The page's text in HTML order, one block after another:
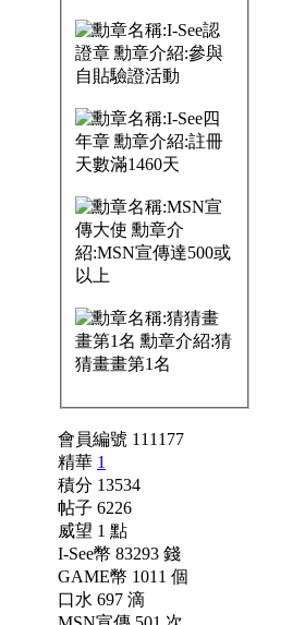
會員編號 111177
精華 1
積分 13534
帖子 6226
威望 1 點
I-See幣 83293 錢
GAME幣 1011 個
口水 697 滴